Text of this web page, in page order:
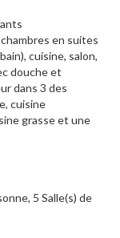
en suites
cuisine, salon,
douche et
dans 3 des
cuisine
grasse et une
5 Salle(s) de